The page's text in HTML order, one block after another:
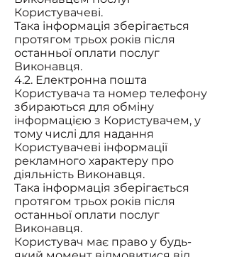
Користувачеві.
Така інформація зберігається
протягом трьох років після
останньої оплати послуг
Виконавця.
4.2. Електронна пошта
Користувача та номер телефону
збираються для обміну
інформацією з Користувачем, у
тому числі для надання
Користувачеві інформації
рекламного характеру про
діяльність Виконавця.
Така інформація зберігається
протягом трьох років після
останньої оплати послуг
Виконавця.
Користувач має право у будь-